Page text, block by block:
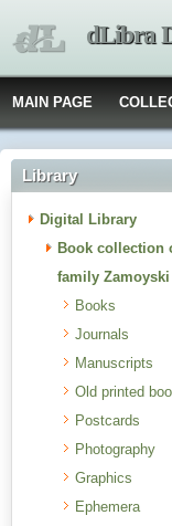
dLibra
MAIN PAGE
Library
Digital Library
Book collection
family Zamoyski
Books
Journals
Manuscripts
Old printed
Postcards
Photography
Graphics
Ephemera